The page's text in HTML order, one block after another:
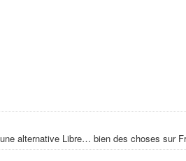
alternative Libre… bien des choses sur